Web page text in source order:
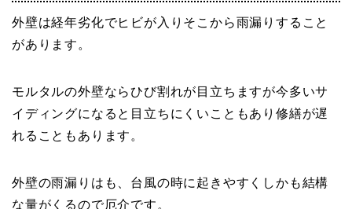
外壁は経年劣化でヒビが入りそこから雨漏りすること
があります。
モルタルの外壁ならひび割れが目立ちますが今多いサ
イディングになると目立ちにくいこともあり修繕が遅
れることもあります。
外壁の雨漏りはも、台風の時に起きやすくしかも結構
な量がくるので厄介です。